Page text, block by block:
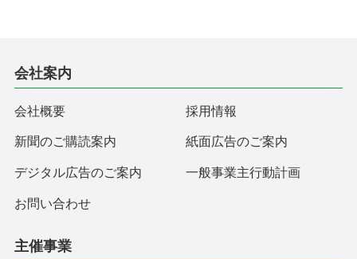
会社案内
会社概要 採用情報
新聞のご購読案内 紙面広告のご案内
デジタル広告のご案内 一般事業主行動計画
お問い合わせ
主催事業